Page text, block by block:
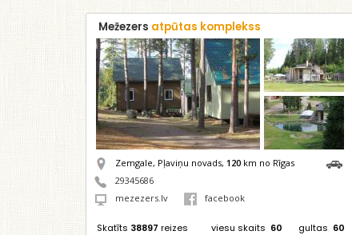
Mežezers atpūtas komplekss
Zemgale, Pļaviņu novads, 120km no Rīgas
29345686
mezezers.lv
facebook
Skatīts 38897 reizes gultas 60
viesu skaits 60